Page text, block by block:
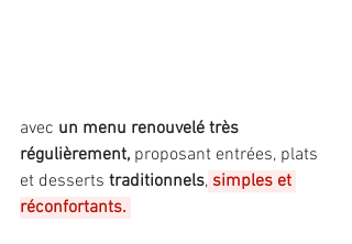
avec un menu renouvelé très
régulièrement, proposant entrées, plats
et desserts traditionnels, simples et
réconfortants.